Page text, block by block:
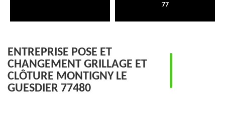
77
ENTREPRISE POSE ET
CHANGEMENT GRILLAGE ET
CLÔTURE MONTIGNY LE
GUESDIER 77480